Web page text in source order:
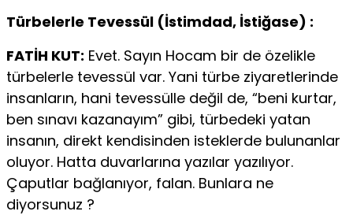
Türbelerle Tevessül (İstimdad, İstiğase) :
FATİH KUT: Evet. Sayın Hocam bir de özelikle
türbelerle tevessül var. Yani türbe ziyaretlerinde
insanların, hani tevessülle değil de, “beni kurtar,
ben sınavı kazanayım” gibi, türbedeki yatan
insanın, direkt kendisinden isteklerde bulunanlar
oluyor. Hatta duvarlarına yazılar yazılıyor.
Çaputlar bağlanıyor, falan. Bunlara ne
diyorsunuz ?